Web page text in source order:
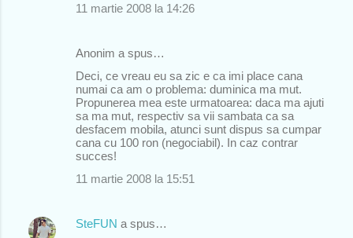
11 martie 2008 la 14:26
Anonim a spus…
Deci, ce vreau eu sa zic e ca imi place cana
numai ca am o problema: duminica ma mut.
Propunerea mea este urmatoarea: daca ma ajuti
sa ma mut, respectiv sa vii sambata ca sa
desfacem mobila, atunci sunt dispus sa cumpar
cana cu 100 ron (negociabil). In caz contrar
succes!
11 martie 2008 la 15:51
SteFUN a spus…